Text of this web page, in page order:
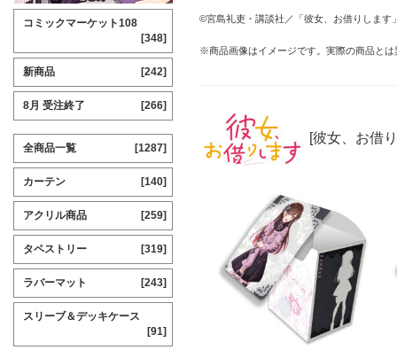
©宮島礼吏・講談社／「彼女、お借りします
※商品画像はイメージです。実際の商品と
[彼女、お借
コミックマーケット108
[348]
新商品 [242]
8月 受注終了 [266]
全商品一覧 [1287]
カーテン [140]
アクリル商品 [259]
タペストリー [319]
ラバーマット [243]
スリーブ＆デッキケース
[91]